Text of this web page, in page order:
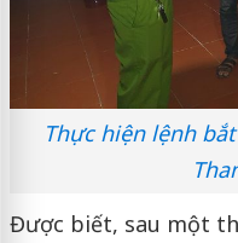
Thực hiện lệnh
Được biết, sau một